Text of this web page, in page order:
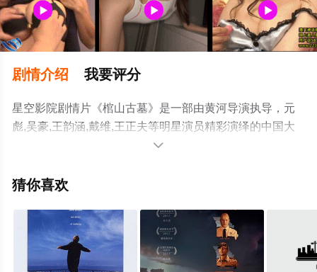
剧情介绍 我要评分
星空影院剧情片《棺山古墓》是一部由黄河导演执导，元
彪,吴豪,王韵涵,戴维,王正夫等明星演员精彩演绎的中国大
陆电影，大结局剧情已揭晓（1-1全集），手机免费观看高
移步至豆瓣电影、电视猫或剧情网等平台了解。

猜你喜欢